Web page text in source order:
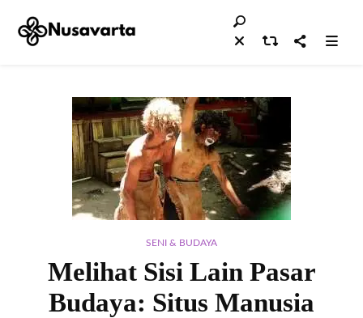
SENI & BUDAYA
Melihat Sisi Lain Pasar
Budaya: Situs Manusia